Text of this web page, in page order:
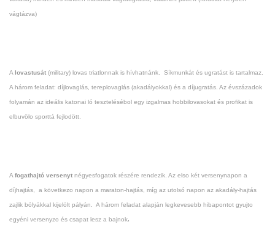
vágtázva)
A lovastusát (military) lovas triatlonnak is hívhatnánk. Síkmunkát és ugratást is tartalmaz.
A három feladat: díjlovaglás, tereplovaglás (akadályokkal) és a díjugratás. Az évszázadok
folyamán az ideális katonai ló tesztelésébol egy izgalmas hobbilovasokat és profikat is
elbuvölo sporttá fejlodött.
A fogathajtó versenyt négyesfogatok részére rendezik. Az elso két versenynapon a
díjhajtás, a következo napon a maraton-hajtás, míg az utolsó napon az akadály-hajtás
zajlik bólyákkal kijelölt pályán. A három feladat alapján legkevesebb hibapontot gyujto
egyéni versenyzo és csapat lesz a bajnok.